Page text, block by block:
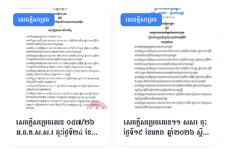
សេចក្ដីសម្រេច
សេចក្ដីសម្រេចលេខ ០៥៧/២៦
អ.ធ.ក.ស.ស.រ ចុះថ្ងៃទី២៤ ខែ
សេចក្ដីសម្រេច
សេចក្តីសម្រេចលេខ១១ សសរ ចុះ
ថ្ងៃទី១៩ ខែមករា ឆ្នាំ២០២៦ ស្តីពី